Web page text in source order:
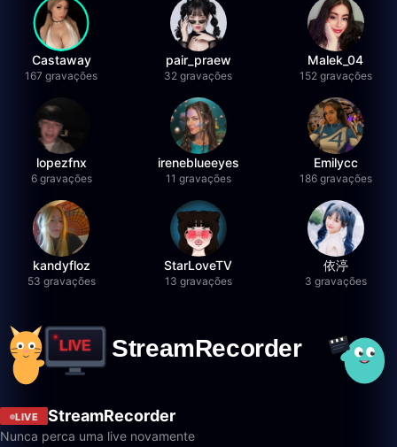
Castaway
167 gravações
pair_praew
32 gravações
Malek_04
152 gravações
lopezfnx
6 gravações
ireneblueeyes
11 gravações
Emilycc
186 gravações
kandyfloz
53 gravações
StarLoveTV
13 gravações
依渟
3 gravações
LIVE StreamRecorder
Nunca perca uma live novamente